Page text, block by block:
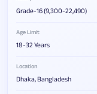
Grade-16 (9,300-22,490)
Age Limit
18-32 Years
Location
Dhaka, Bangladesh